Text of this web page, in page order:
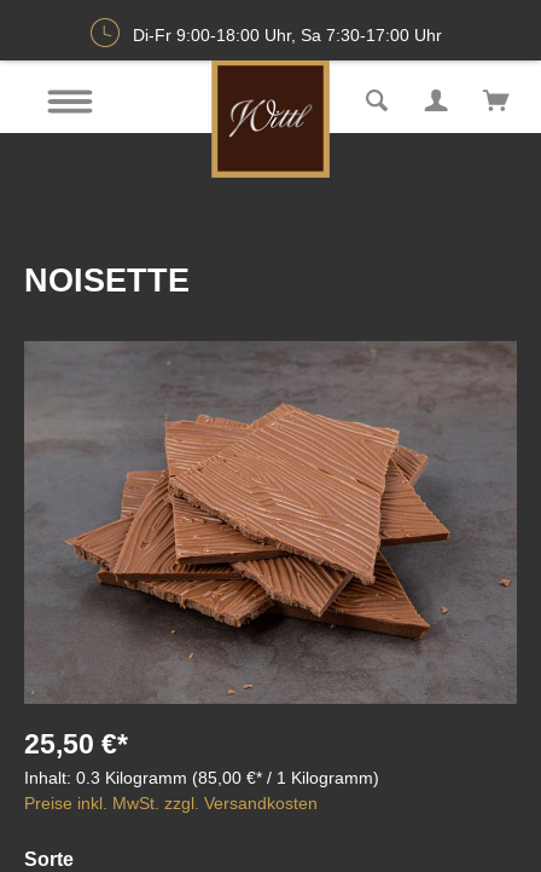
Di-Fr 9:00-18:00 Uhr, Sa 7:30-17:00 Uhr
NOISETTE
25,50 €*
Inhalt: 0.3 Kilogramm (85,00 €* / 1 Kilogramm)
Preise inkl. MwSt. zzgl. Versandkosten
Sorte